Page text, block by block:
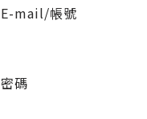
E-mail/帳號
密碼